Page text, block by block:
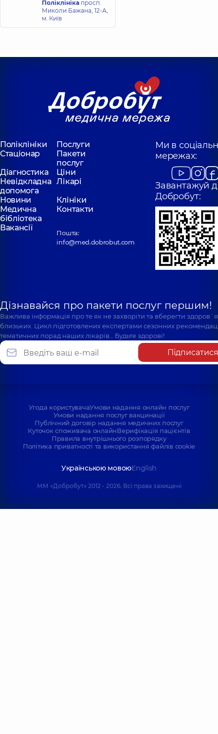
Поліклініка просп.
Миколи Бажана, 12-А,
м. Київ
Поліклініки
Послуги
Стаціонар
Пакети
послуг
Діагностика
Ціни
Невідкладна
допомога
Лікарі
Новини
Клініки
Медична
бібліотека
Контакти
Вакансії
Пошта:
info@med.dobrobut.com
Ми в
мережах:
Завантажуй
Добробут:
Дізнавайся про пакети послуг першим!
Важлива інформація про те як не захворіти та вберегти
близьких. Цикл підготовлених експертами сезонних
тематичних порад наших лікарів… Будьте здорові!
Підписатися
Угода користувачаУмови надання онлайн послуг
Умови надання послуг вакцинації
Публічний договір надання медичних послуг
Куточок споживача онлайнВерифікація пацієнтів
Правила внутрішнього розпорядку
Політика приватності та використання файлів cookie
Українською мовоюEnglish
ММ «Добробут» 2012 - 2026. Всі права захищені